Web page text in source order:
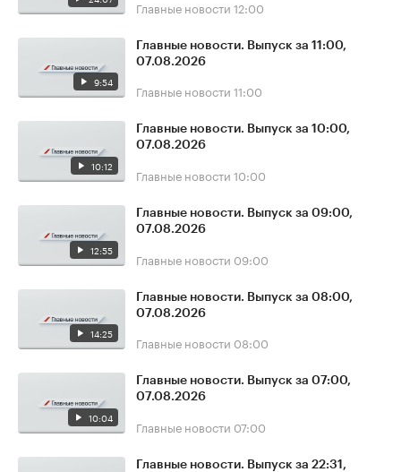
Главные новости 12:00
9:54
Главные новости. Выпуск за 11:00,
07.08.2026
Главные новости 11:00
10:12
Главные новости. Выпуск за 10:00,
07.08.2026
Главные новости 10:00
12:55
Главные новости. Выпуск за 09:00,
07.08.2026
Главные новости 09:00
14:25
Главные новости. Выпуск за 08:00,
07.08.2026
Главные новости 08:00
10:04
Главные новости. Выпуск за 07:00,
07.08.2026
Главные новости 07:00
Главные новости. Выпуск за 22:31,